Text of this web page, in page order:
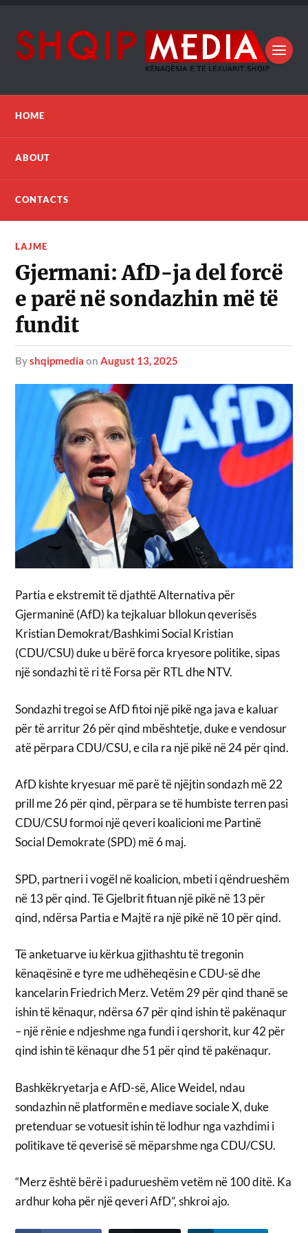
HOME
ABOUT
CONTACTS
LAJME
Gjermani: AfD-ja del forcë
e parë në sondazhin më të
fundit
byshqipmedia onAugust 13, 2025
Partia e ekstremit të djathtë Alternativa për
Gjermaninë (AfD) ka tejkaluar bllokun qeverisës
Kristian Demokrat/Bashkimi Social Kristian
(CDU/CSU) duke u bërë forca kryesore politike, sipas
një sondazhi të ri të Forsa për RTL dhe NTV.
Sondazhi tregoi se AfD fitoi një pikë nga java e kaluar
për të arritur 26 për qind mbështetje, duke e vendosur
atë përpara CDU/CSU, e cila ra një pikë në 24 për qind.
AfD kishte kryesuar më parë të njëjtin sondazh më 22
prill me 26 për qind, përpara se të humbiste terren pasi
CDU/CSU formoi një qeveri koalicioni me Partinë
Social Demokrate (SPD) më 6 maj.
SPD, partneri i vogël në koalicion, mbeti i qëndrueshëm
në 13 për qind. Të Gjelbrit fituan një pikë në 13 për
qind, ndërsa Partia e Majtë ra një pikë në 10 për qind.
Të anketuarve iu kërkua gjithashtu të tregonin
kënaqësinë e tyre me udhëheqësin e CDU-së dhe
kancelarin Friedrich Merz. Vetëm 29 për qind thanë se
ishin të kënaqur, ndërsa 67 për qind ishin të pakënaqur
– një rënie e ndjeshme nga fundi i qershorit, kur 42 për
qind ishin të kënaqur dhe 51 për qind të pakënaqur.
Bashkëkryetarja e AfD-së, Alice Weidel, ndau
sondazhin në platformën e mediave sociale X, duke
pretenduar se votuesit ishin të lodhur nga vazhdimi i
politikave të qeverisë së mëparshme nga CDU/CSU.
“Merz është bërë i padurueshëm vetëm në 100 ditë. Ka
ardhur koha për një qeveri AfD”, shkroi ajo.